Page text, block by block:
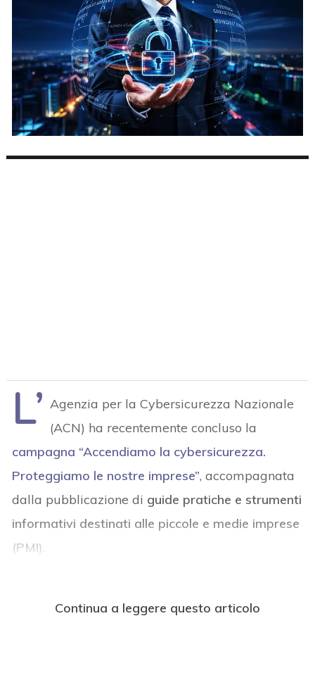
L’ Agenzia per la Cybersicurezza Nazionale
(ACN) ha recentemente concluso la
campagna “Accendiamo la cybersicurezza.
Proteggiamo le nostre imprese”, accompagnata
dalla pubblicazione di guide pratiche e strumenti
informativi destinati alle piccole e medie imprese
(PMI).
Continua a leggere questo articolo